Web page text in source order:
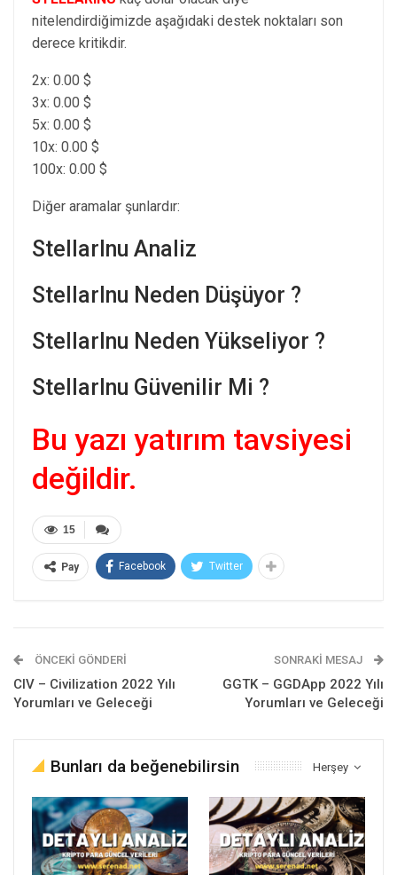
nitelendirdiğimizde aşağıdaki destek noktaları son
derece kritikdir.
2x: 0.00 $
3x: 0.00 $
5x: 0.00 $
10x: 0.00 $
100x: 0.00 $
Diğer aramalar şunlardır:
StellarInu Analiz
StellarInu Neden Düşüyor ?
StellarInu Neden Yükseliyor ?
StellarInu Güvenilir Mi ?
Bu yazı yatırım tavsiyesi
değildir.
15
Pay Facebook Twitter
ÖNCEKI GÖNDERI
CIV – Civilization 2022 Yılı
Yorumları ve Geleceği
SONRAKI MESAJ
GGTK – GGDApp 2022 Yılı
Yorumları ve Geleceği
Herşey
Bunları da beğenebilirsin